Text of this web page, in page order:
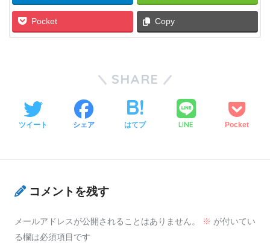
Pocket Copy
SHARE
ツイート シェア はてブ LINE Pocket
コメントを残す
メールアドレスが公開されることはありません。 ※ が付いてい
る欄は必須項目です